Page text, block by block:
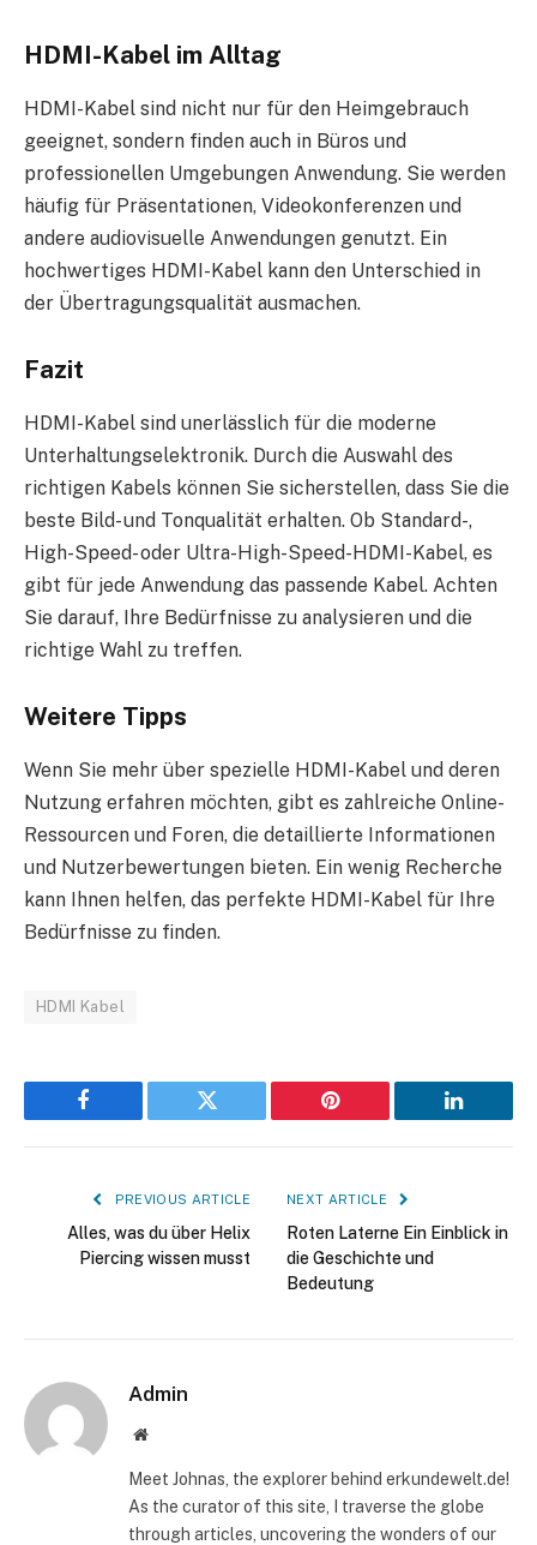
HDMI-Kabel im Alltag
HDMI-Kabel sind nicht nur für den Heimgebrauch
geeignet, sondern finden auch in Büros und
professionellen Umgebungen Anwendung. Sie werden
häufig für Präsentationen, Videokonferenzen und
andere audiovisuelle Anwendungen genutzt. Ein
hochwertiges HDMI-Kabel kann den Unterschied in
der Übertragungsqualität ausmachen.
Fazit
HDMI-Kabel sind unerlässlich für die moderne
Unterhaltungselektronik. Durch die Auswahl des
richtigen Kabels können Sie sicherstellen, dass Sie die
beste Bild- und Tonqualität erhalten. Ob Standard-,
High-Speed- oder Ultra-High-Speed-HDMI-Kabel, es
gibt für jede Anwendung das passende Kabel. Achten
Sie darauf, Ihre Bedürfnisse zu analysieren und die
richtige Wahl zu treffen.
Weitere Tipps
Wenn Sie mehr über spezielle HDMI-Kabel und deren
Nutzung erfahren möchten, gibt es zahlreiche Online-
Ressourcen und Foren, die detaillierte Informationen
und Nutzerbewertungen bieten. Ein wenig Recherche
kann Ihnen helfen, das perfekte HDMI-Kabel für Ihre
Bedürfnisse zu finden.
HDMI Kabel
Facebook Twitter Pinterest LinkedIn
PREVIOUS ARTICLE
Alles, was du über Helix
Piercing wissen musst
NEXT ARTICLE
Roten Laterne Ein Einblick in
die Geschichte und
Bedeutung
Admin
Website
Meet Johnas, the explorer behind erkundewelt.de!
As the curator of this site, I traverse the globe
through articles, uncovering the wonders of our